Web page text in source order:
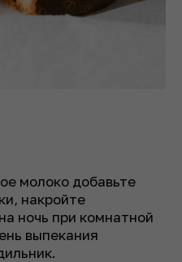
молоко добавьте
накройте
ночь при комнатной
выпекания